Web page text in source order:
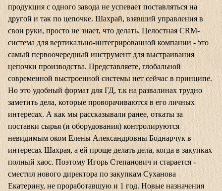
продукция с одного завода не успевает поставляться на
другой и так по цепочке. Шахрай, взявший управления в
свои руки, просто не знает, что делать. Целостная CRM-
система для вертикально-интегрированной компании - это
самый первоочередный инструмент для выстраивания
цепочки производства. Представляете, глобальной
современной выстроенной системы нет сейчас в принципе.
Но это удобный формат для ГД, т.к на развалинах трудно
заметить дела, которые проворачиваются в его личных
интересах. А как мырассказывалиранее, откаты за
поставки сырья (и оборудования) контролируются
невидимым оком Елены Александровны Боднарчук в
интересах Шахрая, а ей проще делать дела, когда в закупках
полный хаос. Поэтому Игорь Степанович и старается -
сместил нового директора по закупкам Суханова
Екатерину, не проработавшую и 1 год. Новые назначения